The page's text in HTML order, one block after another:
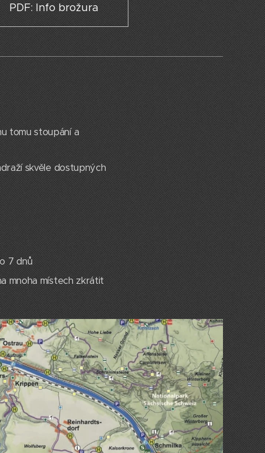
PDF: Info brožura
tomu stoupání a
skvěle dostupných
7 dnů
mnoha místech zkrátit